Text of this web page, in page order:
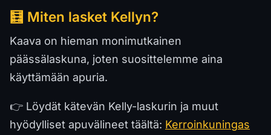
🧮 Miten lasket Kellyn?
Kaava on hieman monimutkainen
päässälaskuna, joten suosittelemme aina
käyttämään apuria.
👉 Löydät kätevän Kelly-laskurin ja muut
hyödylliset apuvälineet täältä: Kerroinkuningas